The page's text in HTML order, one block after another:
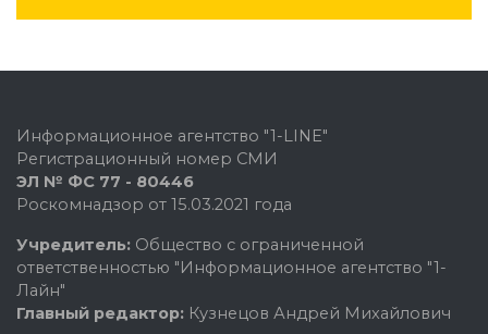
Информационное агентство "1-LINE"
Регистрационный номер СМИ
ЭЛ № ФС 77 - 80446
Роскомнадзор от 15.03.2021 года
Учредитель: Общество с ограниченной
ответственностью "Информационное агентство "1-
Лайн"
Главный редактор: Кузнецов Андрей Михайлович